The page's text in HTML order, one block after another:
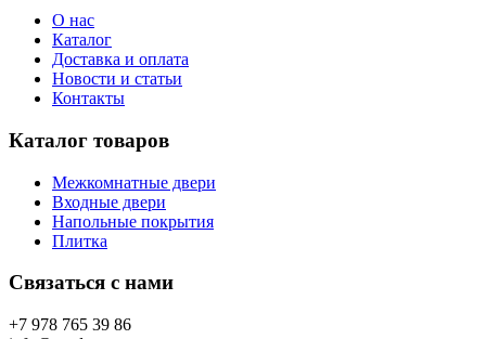
О нас
Каталог
Доставка и оплата
Новости и статьи
Контакты
Каталог товаров
Межкомнатные двери
Входные двери
Напольные покрытия
Плитка
Связаться с нами
+7 978 765 39 86